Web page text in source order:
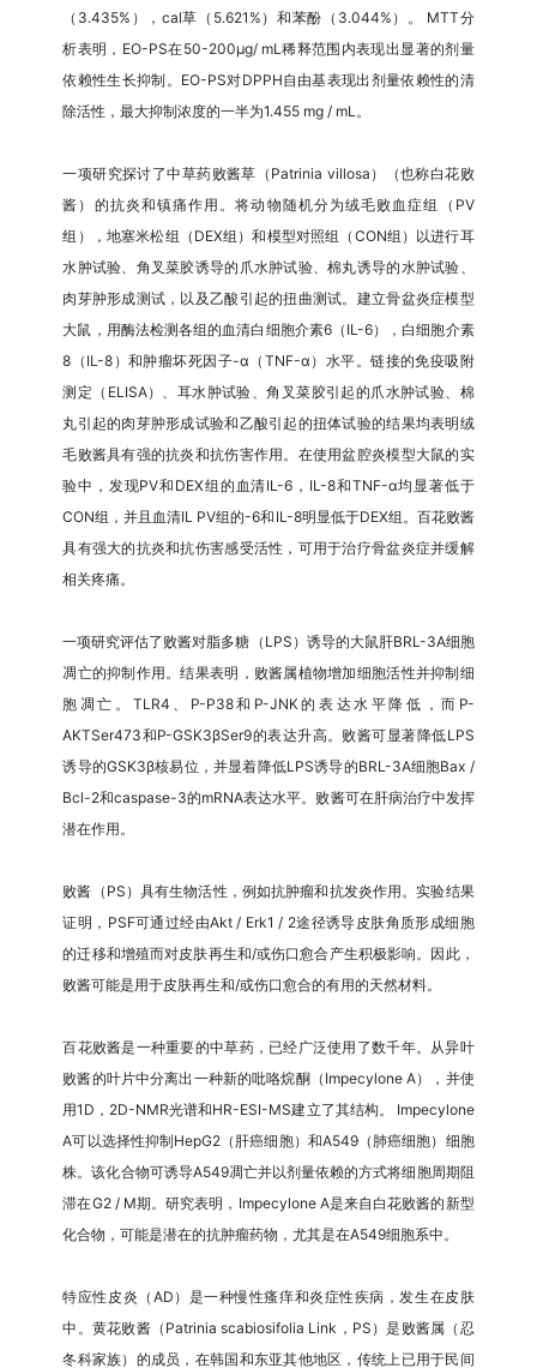
（3.435%），cal草（5.621%）和苯酚（3.044%）。 MTT分
析表明，EO-PS在50-200μg/ mL稀释范围内表现出显著的剂量
依赖性生长抑制。EO-PS对DPPH自由基表现出剂量依赖性的清
除活性，最大抑制浓度的一半为1.455 mg / mL。
一项研究探讨了中草药败酱草（Patrinia villosa）（也称白花败
酱）的抗炎和镇痛作用。将动物随机分为绒毛败血症组（PV
组），地塞米松组（DEX组）和模型对照组（CON组）以进行耳
水肿试验、角叉菜胶诱导的爪水肿试验、棉丸诱导的水肿试验、
肉芽肿形成测试，以及乙酸引起的扭曲测试。建立骨盆炎症模型
大鼠，用酶法检测各组的血清白细胞介素6（IL-6），白细胞介素
8（IL-8）和肿瘤坏死因子-α（TNF-α）水平。链接的免疫吸附
测定（ELISA）、耳水肿试验、角叉菜胶引起的爪水肿试验、棉
丸引起的肉芽肿形成试验和乙酸引起的扭体试验的结果均表明绒
毛败酱具有强的抗炎和抗伤害作用。在使用盆腔炎模型大鼠的实
验中，发现PV和DEX组的血清IL-6，IL-8和TNF-α均显著低于
CON组，并且血清IL PV组的-6和IL-8明显低于DEX组。百花败酱
具有强大的抗炎和抗伤害感受活性，可用于治疗骨盆炎症并缓解
相关疼痛。
一项研究评估了败酱对脂多糖（LPS）诱导的大鼠肝BRL-3A细胞
凋亡的抑制作用。结果表明，败酱属植物增加细胞活性并抑制细
胞凋亡。TLR4、P-P38和P-JNK的表达水平降低，而P-
AKTSer473和P-GSK3βSer9的表达升高。败酱可显著降低LPS
诱导的GSK3β核易位，并显着降低LPS诱导的BRL-3A细胞Bax /
Bcl-2和caspase-3的mRNA表达水平。败酱可在肝病治疗中发挥
潜在作用。
败酱（PS）具有生物活性，例如抗肿瘤和抗发炎作用。实验结果
证明，PSF可通过经由Akt / Erk1 / 2途径诱导皮肤角质形成细胞
的迁移和增殖而对皮肤再生和/或伤口愈合产生积极影响。因此，
败酱可能是用于皮肤再生和/或伤口愈合的有用的天然材料。
百花败酱是一种重要的中草药，已经广泛使用了数千年。从异叶
败酱的叶片中分离出一种新的吡咯烷酮（Impecylone A），并使
用1D，2D-NMR光谱和HR-ESI-MS建立了其结构。 Impecylone
A可以选择性抑制HepG2（肝癌细胞）和A549（肺癌细胞）细胞
株。该化合物可诱导A549凋亡并以剂量依赖的方式将细胞周期阻
滞在G2 / M期。研究表明，Impecylone A是来自白花败酱的新型
化合物，可能是潜在的抗肿瘤药物，尤其是在A549细胞系中。
特应性皮炎（AD）是一种慢性瘙痒和炎症性疾病，发生在皮肤
中。黄花败酱（Patrinia scabiosifolia Link，PS）是败酱属（忍
冬科家族）的成员，在韩国和东亚其他地区，传统上已用于民间